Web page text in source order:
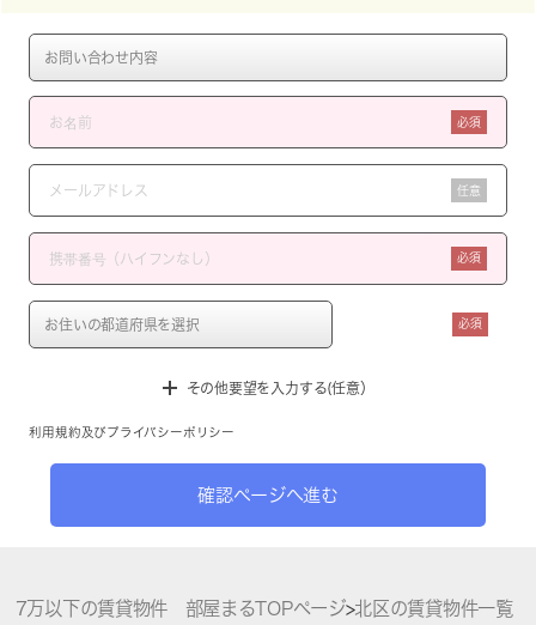
必須
任意
必須
必須
その他要望を入力する(任意）
利用規約 及び プライバシーポリシー
確認ページへ進む
7万以下の賃貸物件 部屋まるTOPページ>北区の賃貸物件一覧